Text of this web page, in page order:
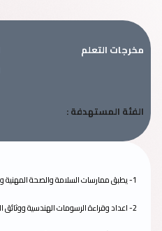
مخرجات التعلم
الفئة المستهدفة :
1- يطبق ممارسات السلامة والصحة المهنية ومتطلبات الجودة
2- اعداد وقراءة الرسومات الهندسية ووثائق الإنتاج